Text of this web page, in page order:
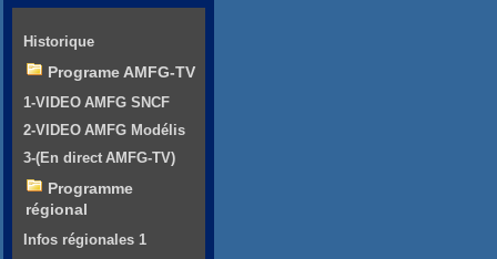
Historique
Programe AMFG-TV
1-VIDEO AMFG SNCF
2-VIDEO AMFG Modélis
3-(En direct AMFG-TV)
Programme
régional
Infos régionales 1